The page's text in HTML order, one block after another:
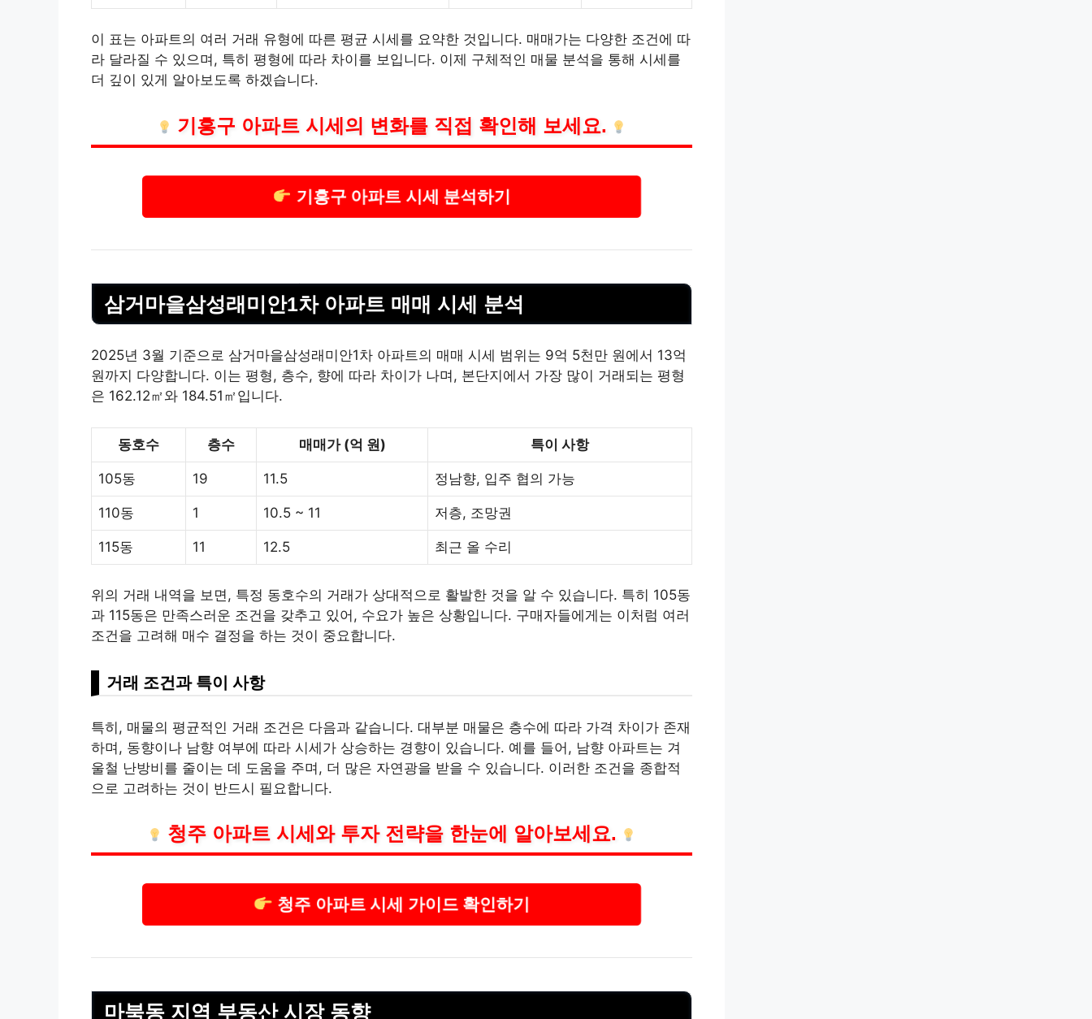
이 표는 아파트의 여러 거래 유형에 따른 평균 시세를 요약한 것입니다. 매매가는 다양한 조건에 따
라 달라질 수 있으며, 특히 평형에 따라 차이를 보입니다. 이제 구체적인 매물 분석을 통해 시세를
더 깊이 있게 알아보도록 하겠습니다.
기흥구 아파트 시세의 변화를 직접 확인해 보세요.
기흥구 아파트 시세 분석하기
삼거마을삼성래미안1차 아파트 매매 시세 분석
2025년 3월 기준으로 삼거마을삼성래미안1차 아파트의 매매 시세 범위는 9억 5천만 원에서 13억
원까지 다양합니다. 이는 평형, 층수, 향에 따라 차이가 나며, 본단지에서 가장 많이 거래되는 평형
은 162.12㎡와 184.51㎡입니다.
동호수 층수 매매가 (억 원) 특이 사항
105동 19 11.5 정남향, 입주 협의 가능
110동 1 10.5 ~ 11 저층, 조망권
115동 11 12.5 최근 올 수리
위의 거래 내역을 보면, 특정 동호수의 거래가 상대적으로 활발한 것을 알 수 있습니다. 특히 105동
과 115동은 만족스러운 조건을 갖추고 있어, 수요가 높은 상황입니다. 구매자들에게는 이처럼 여러
조건을 고려해 매수 결정을 하는 것이 중요합니다.
거래 조건과 특이 사항
특히, 매물의 평균적인 거래 조건은 다음과 같습니다. 대부분 매물은 층수에 따라 가격 차이가 존재
하며, 동향이나 남향 여부에 따라 시세가 상승하는 경향이 있습니다. 예를 들어, 남향 아파트는 겨
울철 난방비를 줄이는 데 도움을 주며, 더 많은 자연광을 받을 수 있습니다. 이러한 조건을 종합적
으로 고려하는 것이 반드시 필요합니다.
청주아파트 시세와 투자 전략을 한눈에 알아보세요.
청주 아파트 시세 가이드 확인하기
마북동 지역 부동산시장 동향